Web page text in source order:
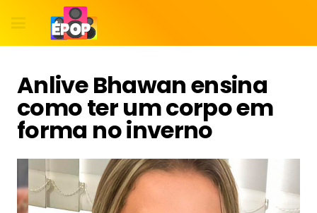
Anlive Bhawan ensina
como ter um corpo em
forma no inverno